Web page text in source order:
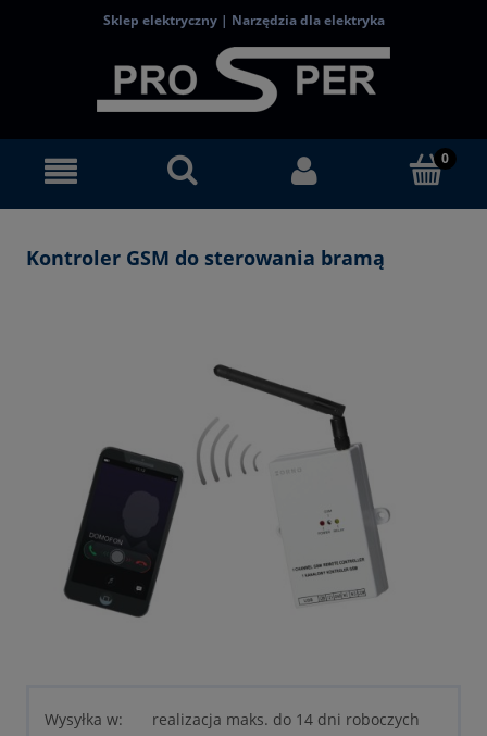
Sklep elektryczny | Narzędzia dla elektryka
Kontroler GSM do sterowania bramą
Wysyłka w:
realizacja maks. do 14 dni roboczych